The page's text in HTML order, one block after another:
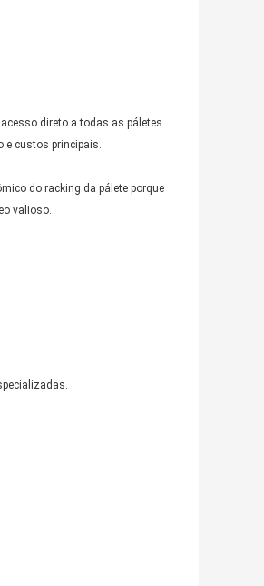
direto a todas as páletes.
e custos principais.
do racking da pálete porque
valioso.